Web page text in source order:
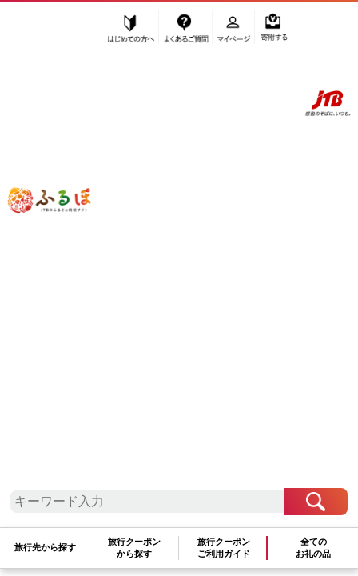
ふるぽ JTBのふるさと納税サイト
旅行先から探す
旅行クーポン
から探す
旅行クーポン
ご利用ガイド
全ての
お礼の品
［MS62］
近畿地方 和歌山県
有田育ちの 爽やか 河内晩柑 (ご家庭用) 約
7.5kg［2027年4月から発送］［MS62］